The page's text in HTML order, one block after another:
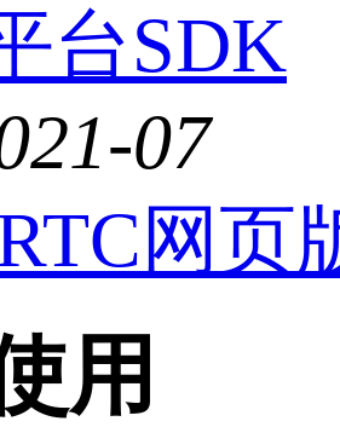
台SDK
07
网页
用